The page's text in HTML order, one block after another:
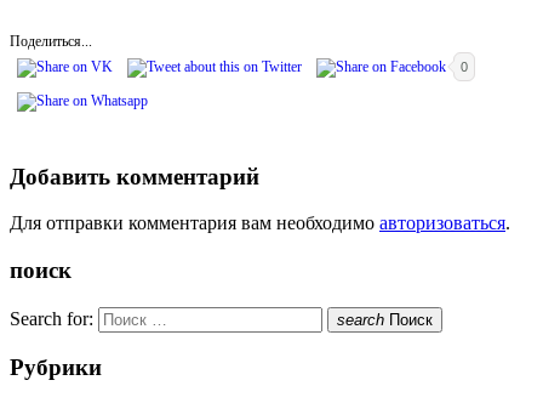
Поделиться...
0
Добавить комментарий
Для отправки комментария вам необходимо авторизоваться.
поиск
Search for: search Поиск
Рубрики